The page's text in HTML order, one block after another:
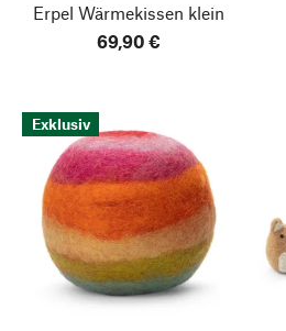
Erpel Wärmekissen klein
69,90 €
Exklusiv